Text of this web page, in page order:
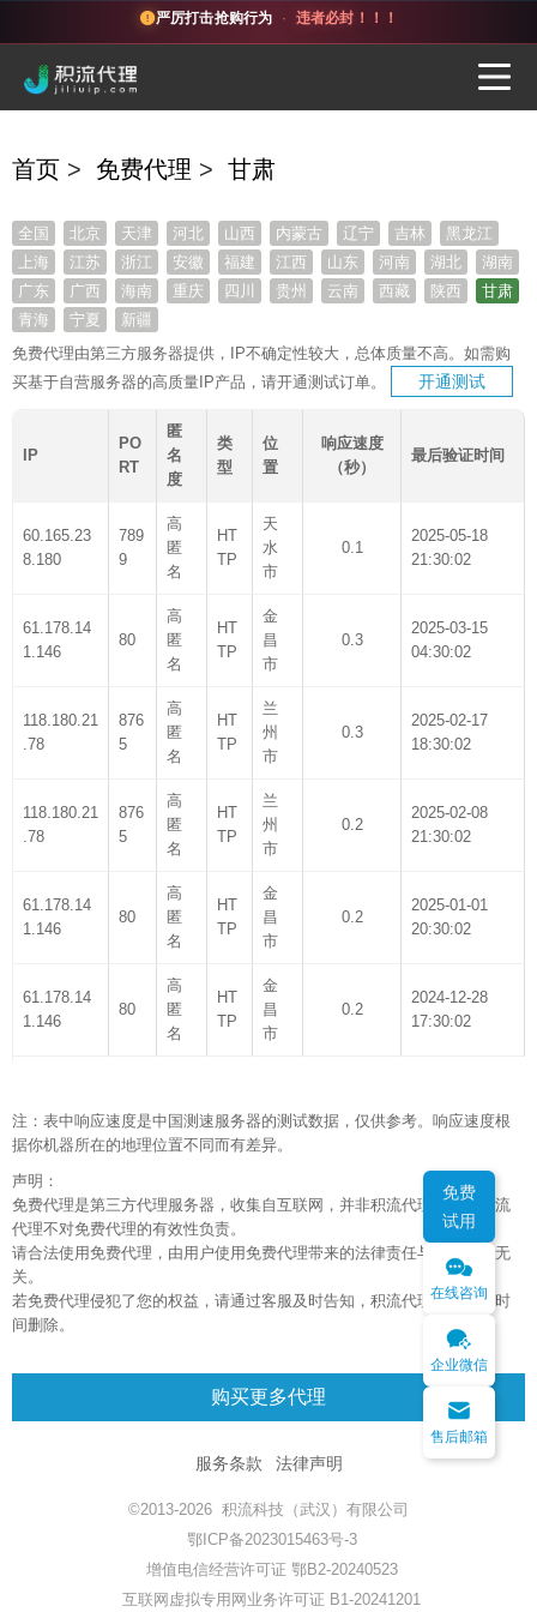
严厉打击抢购行为 · 违者必封！！！
首页 > 免费代理 > 甘肃
全国 北京 天津 河北 山西 内蒙古 辽宁 吉林
黑龙江
上海
江苏 浙江 安徽 福建 江西 山东 河南 湖北
湖南
广东
广西 海南 重庆 四川 贵州 云南 西藏 陕西
甘肃
青海
宁夏
新疆
免费代理由第三方服务器提供，IP不确定性较大，总体质量不高。如需购
买基于自营服务器的高质量IP产品，请开通测试订单。
开通测试
IP
PO
RT
匿
名
度
类
型
位
置
响应速度
（秒）
最后验证时间
60.165.23
8.180
789
9
高
匿
名
HT
TP
天
水
市
0.1
2025-05-18
21:30:02
61.178.14
1.146
80
高
匿
名
HT
TP
金
昌
市
0.3
2025-03-15
04:30:02
118.180.21
.78
876
5
高
匿
名
HT
TP
兰
州
市
0.3
2025-02-17
18:30:02
118.180.21
.78
876
5
高
匿
名
HT
TP
兰
州
市
0.2
2025-02-08
21:30:02
61.178.14
1.146
80
高
匿
名
HT
TP
金
昌
市
0.2
2025-01-01
20:30:02
61.178.14
1.146
80
高
匿
名
HT
TP
金
昌
市
0.2
2024-12-28
17:30:02
注：表中响应速度是中国测速服务器的测试数据，仅供参考。响应速度根
据你机器所在的地理位置不同而有差异。
声明：
免费代理是第三方代理服务器，收集自互联网，并非积流代理所有，积流
代理不对免费代理的有效性负责。
请合法使用免费代理，由用户使用免费代理带来的法律责任与积流代理无
关。
若免费代理侵犯了您的权益，请通过客服及时告知，积流代理将在第一时
间删除。
购买更多代理
服务条款 法律声明
©2013-2026 积流科技（武汉）有限公司
鄂ICP备2023015463号-3
增值电信经营许可证 鄂B2-20240523
互联网虚拟专用网业务许可证 B1-20241201
免费
试用
在线咨询
企业微信
售后邮箱